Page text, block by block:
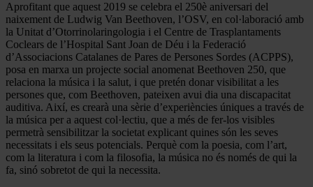
Aprofitant que aquest 2019 se celebra el 250è aniversari del
naixement de Ludwig Van Beethoven, l’OSV, en col·laboració amb
la Unitat d’Otorrinolaringologia i el Centre de Trasplantaments
Coclears de l’Hospital Sant Joan de Déu i la Federació
d’Associacions Catalanes de Pares de Persones Sordes (ACPPS),
posa en marxa un projecte social anomenat Beethoven 250, que
relaciona la música i la salut, i que pretén donar visibilitat a les
persones que, com Beethoven, pateixen avui dia una discapacitat
auditiva. Així, es crearà una sèrie d’experiències úniques a través de
la música per a aquest col·lectiu, que a més de fer-los visibles
permetrà sensibilitzar la societat explicant quines són les seves
necessitats i els seus potencials. Perquè com la poesia, com l’art,
com la literatura i com la filosofia, la música no és només de qui la
fa, sinó sobretot de qui la necessita.